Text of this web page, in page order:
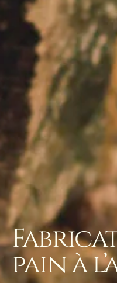
pain à